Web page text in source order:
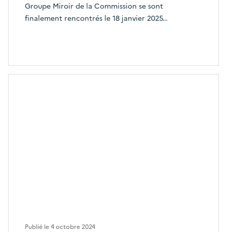
Groupe Miroir de la Commission se sont
finalement rencontrés le 18 janvier 2025…
Publié le4 octobre 2024